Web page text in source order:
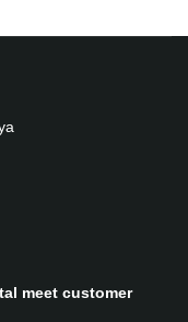
meet customer